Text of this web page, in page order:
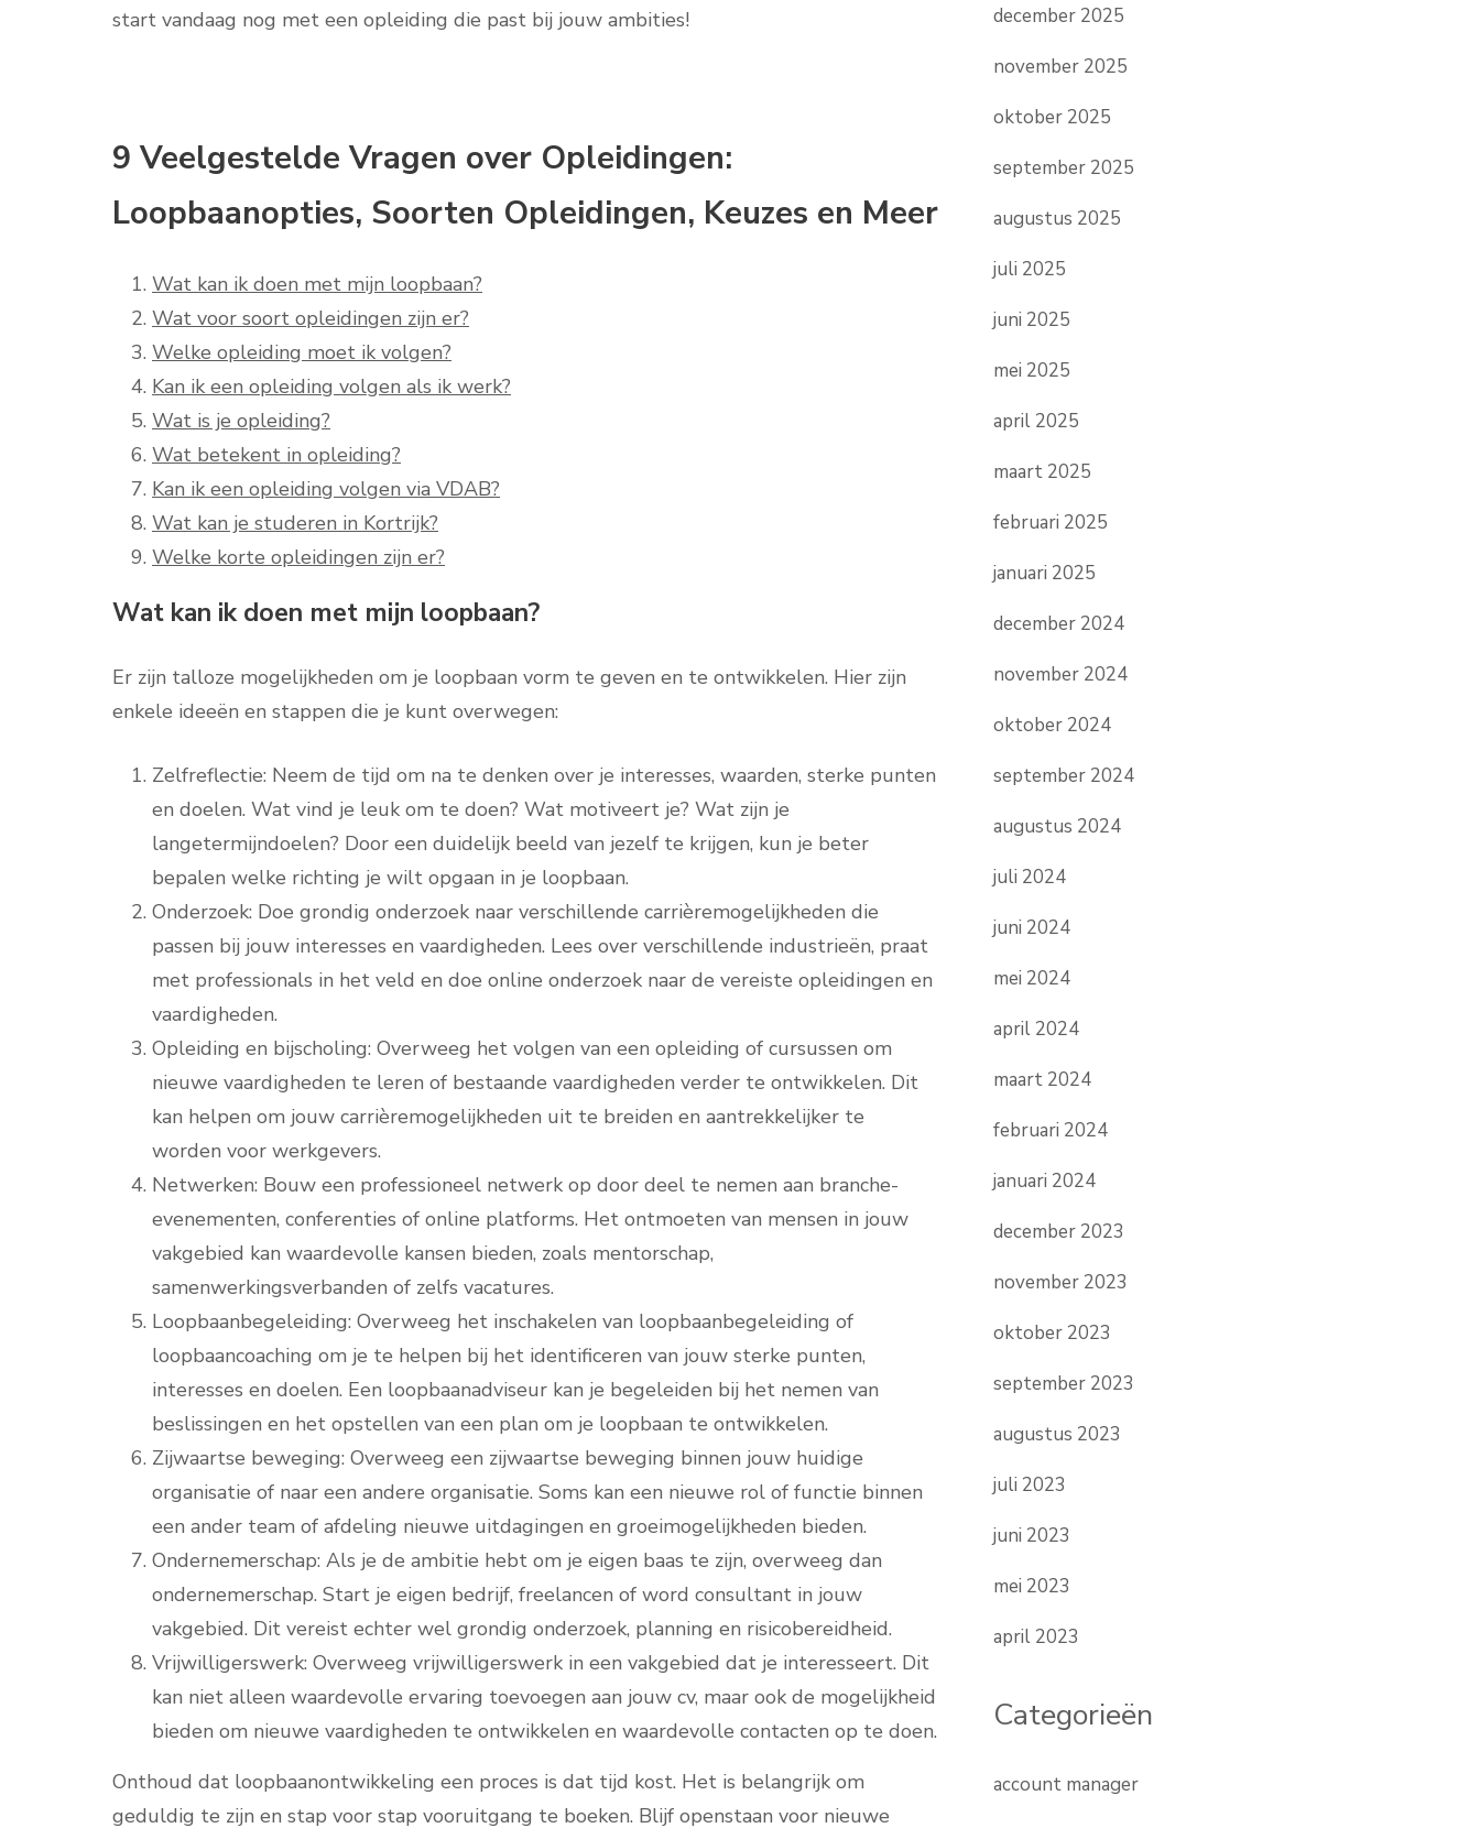
start vandaag nog met een opleiding die past bij jouw ambities!
9 Veelgestelde Vragen over Opleidingen:
Loopbaanopties, Soorten Opleidingen, Keuzes en Meer
Wat kan ik doen met mijn loopbaan?
Wat voor soort opleidingen zijn er?
Welke opleiding moet ik volgen?
Kan ik een opleiding volgen als ik werk?
Wat is je opleiding?
Wat betekent in opleiding?
Kan ik een opleiding volgen via VDAB?
Wat kan je studeren in Kortrijk?
Welke korte opleidingen zijn er?
Wat kan ik doen met mijn loopbaan?
Er zijn talloze mogelijkheden om je loopbaan vorm te geven en te ontwikkelen. Hier zijn
enkele ideeën en stappen die je kunt overwegen:
Zelfreflectie: Neem de tijd om na te denken over je interesses, waarden, sterke punten
en doelen. Wat vind je leuk om te doen? Wat motiveert je? Wat zijn je
langetermijndoelen? Door een duidelijk beeld van jezelf te krijgen, kun je beter
bepalen welke richting je wilt opgaan in je loopbaan.
Onderzoek: Doe grondig onderzoek naar verschillende carrièremogelijkheden die
passen bij jouw interesses en vaardigheden. Lees over verschillende industrieën, praat
met professionals in het veld en doe online onderzoek naar de vereiste opleidingen en
vaardigheden.
Opleiding en bijscholing: Overweeg het volgen van een opleiding of cursussen om
nieuwe vaardigheden te leren of bestaande vaardigheden verder te ontwikkelen. Dit
kan helpen om jouw carrièremogelijkheden uit te breiden en aantrekkelijker te
worden voor werkgevers.
Netwerken: Bouw een professioneel netwerk op door deel te nemen aan branche-
evenementen, conferenties of online platforms. Het ontmoeten van mensen in jouw
vakgebied kan waardevolle kansen bieden, zoals mentorschap,
samenwerkingsverbanden of zelfs vacatures.
Loopbaanbegeleiding: Overweeg het inschakelen van loopbaanbegeleiding of
loopbaancoaching om je te helpen bij het identificeren van jouw sterke punten,
interesses en doelen. Een loopbaanadviseur kan je begeleiden bij het nemen van
beslissingen en het opstellen van een plan om je loopbaan te ontwikkelen.
Zijwaartse beweging: Overweeg een zijwaartse beweging binnen jouw huidige
organisatie of naar een andere organisatie. Soms kan een nieuwe rol of functie binnen
een ander team of afdeling nieuwe uitdagingen en groeimogelijkheden bieden.
Ondernemerschap: Als je de ambitie hebt om je eigen baas te zijn, overweeg dan
ondernemerschap. Start je eigen bedrijf, freelancen of word consultant in jouw
vakgebied. Dit vereist echter wel grondig onderzoek, planning en risicobereidheid.
Vrijwilligerswerk: Overweeg vrijwilligerswerk in een vakgebied dat je interesseert. Dit
kan niet alleen waardevolle ervaring toevoegen aan jouw cv, maar ook de mogelijkheid
bieden om nieuwe vaardigheden te ontwikkelen en waardevolle contacten op te doen.
Onthoud dat loopbaanontwikkeling een proces is dat tijd kost. Het is belangrijk om
geduldig te zijn en stap voor stap vooruitgang te boeken. Blijf openstaan voor nieuwe
december 2025
november 2025
oktober 2025
september 2025
augustus 2025
juli 2025
juni 2025
mei 2025
april 2025
maart 2025
februari 2025
januari 2025
december 2024
november 2024
oktober 2024
september 2024
augustus 2024
juli 2024
juni 2024
mei 2024
april 2024
maart 2024
februari 2024
januari 2024
december 2023
november 2023
oktober 2023
september 2023
augustus 2023
juli 2023
juni 2023
mei 2023
april 2023
Categorieën
account manager